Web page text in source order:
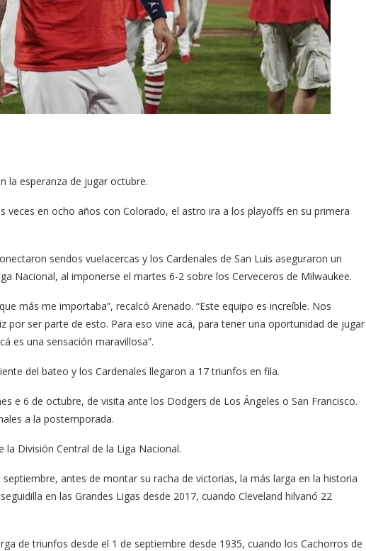
la esperanza de jugar octubre.
veces en ocho años con Colorado, el astro ira a los playoffs en su primera
sendos vuelacercas y los Cardenales de San Luis aseguraron un
Nacional, al imponerse el martes 6-2 sobre los Cerveceros de Milwaukee.
más me importaba”, recalcó Arenado. “Este equipo es increíble. Nos
por ser parte de esto. Para eso vine acá, para tener una oportunidad de jugar
es una sensación maravillosa”.
del bateo y los Cardenales llegaron a 17 triunfos en fila.
e 6 de octubre, de visita ante los Dodgers de Los Ángeles o San Francisco.
a la postemporada.
División Central de la Liga Nacional.
antes de montar su racha de victorias, la más larga en la historia
en las Grandes Ligas desde 2017, cuando Cleveland hilvanó 22
de triunfos desde el 1 de septiembre desde 1935, cuando los Cachorros de